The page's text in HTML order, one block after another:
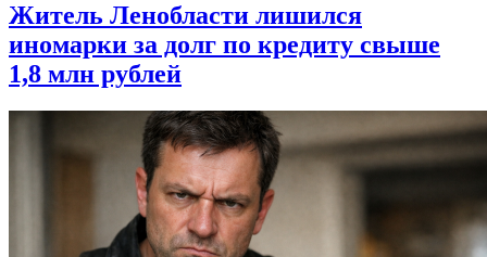
Житель Ленобласти лишился
иномарки за долг по кредиту свыше
1,8 млн рублей